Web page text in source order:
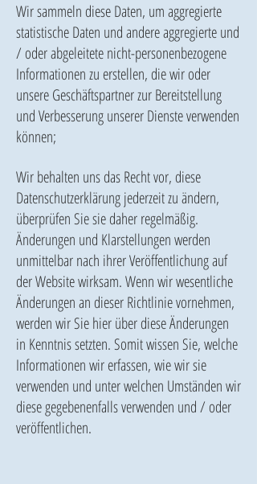
Wir sammeln diese Daten, um aggregierte
statistische Daten und andere aggregierte und
/ oder abgeleitete nicht-personenbezogene
Informationen zu erstellen, die wir oder
unsere Geschäftspartner zur Bereitstellung
und Verbesserung unserer Dienste verwenden
können;
Wir behalten uns das Recht vor, diese
Datenschutzerklärung jederzeit zu ändern,
überprüfen Sie sie daher regelmäßig.
Änderungen und Klarstellungen werden
unmittelbar nach ihrer Veröffentlichung auf
der Website wirksam. Wenn wir wesentliche
Änderungen an dieser Richtlinie vornehmen,
werden wir Sie hier über diese Änderungen
in Kenntnis setzten. Somit wissen Sie, welche
Informationen wir erfassen, wie wir sie
verwenden und unter welchen Umständen wir
diese gegebenenfalls verwenden und / oder
veröffentlichen.